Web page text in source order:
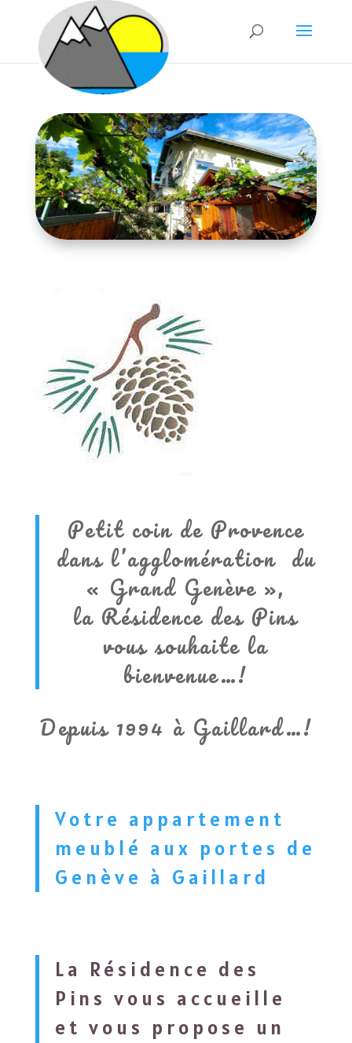
Petit coin de Provence
dans l’agglomération du
« Grand Genève »,
la Résidence des Pins
vous souhaite la
bienvenue…!
Depuis 1994 à Gaillard…!
Votre appartement
meublé aux portes de
Genève à Gaillard
La Résidence des
Pins vous accueille
et vous propose un